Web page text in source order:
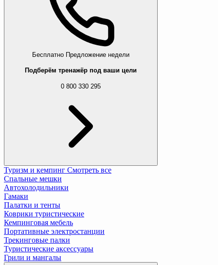
Бесплатно Предложение недели
Подберём тренажёр под ваши цели
0 800 330 295
Туризм и кемпинг Смотреть все
Спальные мешки
Автохолодильники
Гамаки
Палатки и тенты
Коврики туристические
Кемпинговая мебель
Портативные электростанции
Трекинговые палки
Туристические аксессуары
Грили и мангалы